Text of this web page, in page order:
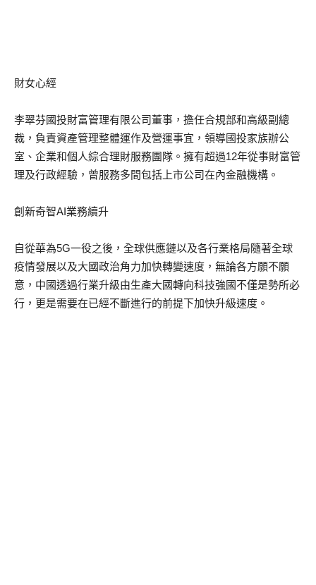
財女心經
李翠芬國投財富管理有限公司董事，擔任合規部和高級副總
裁，負責資產管理整體運作及營運事宜，領導國投家族辦公
室、企業和個人綜合理財服務團隊。擁有超過12年從事財富管
理及行政經驗，曾服務多間包括上市公司在內金融機構。
創新奇智AI業務續升
自從華為5G一役之後，全球供應鏈以及各行業格局隨著全球
疫情發展以及大國政治角力加快轉變速度，無論各方願不願
意，中國透過行業升級由生產大國轉向科技強國不僅是勢所必
行，更是需要在已經不斷進行的前提下加快升級速度。